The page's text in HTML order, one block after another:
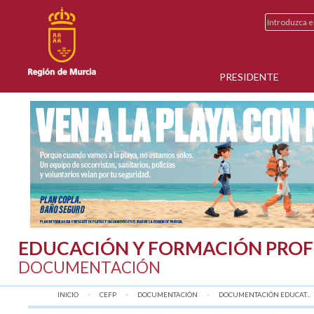
PRESIDENTE
EDUCACIÓN Y FORMACIÓN
DOCUMENTACIÓN
INICIO CEFP DOCUMENTACIÓN DOCUMENTACIÓN EDUCAT...